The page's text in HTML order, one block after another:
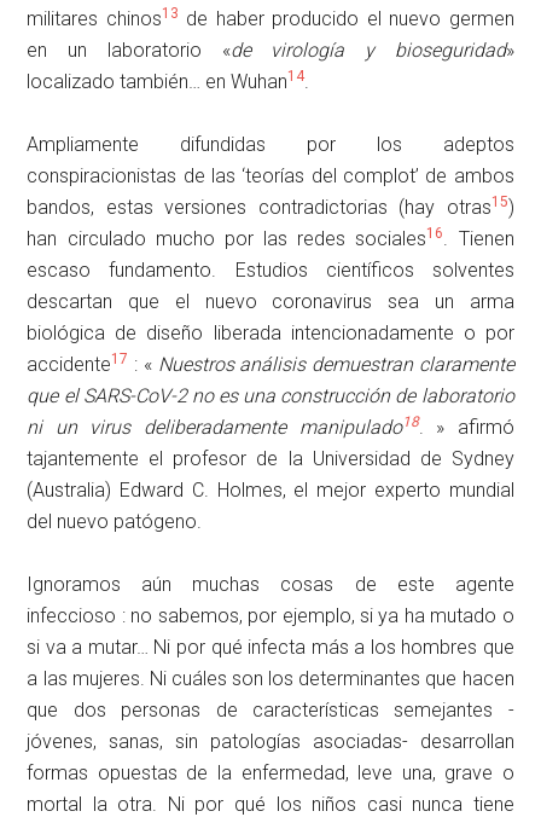
militares chinos13 de haber producido el nuevo germen
en un laboratorio «de virología y bioseguridad»
localizado también… en Wuhan14.
Ampliamente difundidas por los adeptos
conspiracionistas de las ‘teorías del complot’ de ambos
bandos, estas versiones contradictorias (hay otras15)
han circulado mucho por las redes sociales16. Tienen
escaso fundamento. Estudios científicos solventes
descartan que el nuevo coronavirus sea un arma
biológica de diseño liberada intencionadamente o por
accidente17 : « Nuestros análisis demuestran claramente
que el SARS-CoV-2 no es una construcción de laboratorio
ni un virus deliberadamente manipulado18. » afirmó
tajantemente el profesor de la Universidad de Sydney
(Australia) Edward C. Holmes, el mejor experto mundial
del nuevo patógeno.
Ignoramos aún muchas cosas de este agente
infeccioso : no sabemos, por ejemplo, si ya ha mutado o
si va a mutar… Ni por qué infecta más a los hombres que
a las mujeres. Ni cuáles son los determinantes que hacen
que dos personas de características semejantes -
jóvenes, sanas, sin patologías asociadas- desarrollan
formas opuestas de la enfermedad, leve una, grave o
mortal la otra. Ni por qué los niños casi nunca tiene